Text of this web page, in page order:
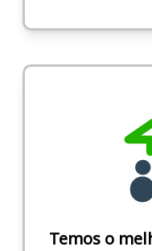
Temos o